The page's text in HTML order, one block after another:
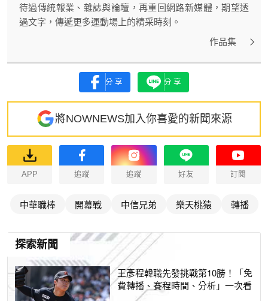
待過傳統報業、雜誌與論壇，再重回網路新媒體，期望透
過文字，傳遞更多運動場上的精采時刻。
作品集
分享 分享
將NOWNEWS加入你喜愛的新聞來源
APP 追蹤 追蹤 好友 訂閱
中華職棒 開幕戰 中信兄弟 樂天桃猿 轉播
探索新聞
王彥程韓職先發挑戰第10勝！「免
費轉播、賽程時間、分析」一次看